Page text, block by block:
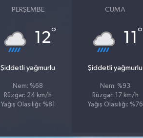
PERŞEMBE
12°
Şiddetli yağmurlu
Nem: %68
Rüzgar: 24 km/h
Yağış Olasılığı: %81
CUMA
11 °
Şiddetli yağmurlu
Nem: %93
Rüzgar: 17 km/h
Yağış Olasılığı: %76